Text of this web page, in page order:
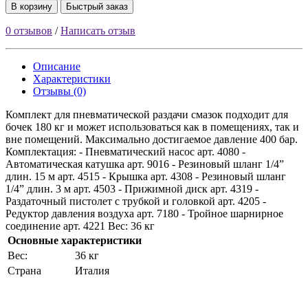
В корзину Быстрый заказ
0 отзывов /Написать отзыв
Описание
Характеристики
Отзывы (0)
Комплект для пневматической раздачи смазок подходит для
бочек 180 кг и может использоваться как в помещениях, так и
вне помещений. Максимально достигаемое давление 400 бар.
Комплектация: - Пневматический насос арт. 4080 -
Автоматическая катушка арт. 9016 - Резиновый шланг 1/4”
длин. 15 м арт. 4515 - Крышка арт. 4308 - Резиновый шланг
1/4” длин. 3 м арт. 4503 - Прижимной диск арт. 4319 -
Раздаточный пистолет с трубкой и головкой арт. 4205 -
Редуктор давления воздуха арт. 7180 - Тройное шарнирное
соединение арт. 4221 Вес: 36 кг
Основные характеристики
Bec:
36 кг
Страна
Италия